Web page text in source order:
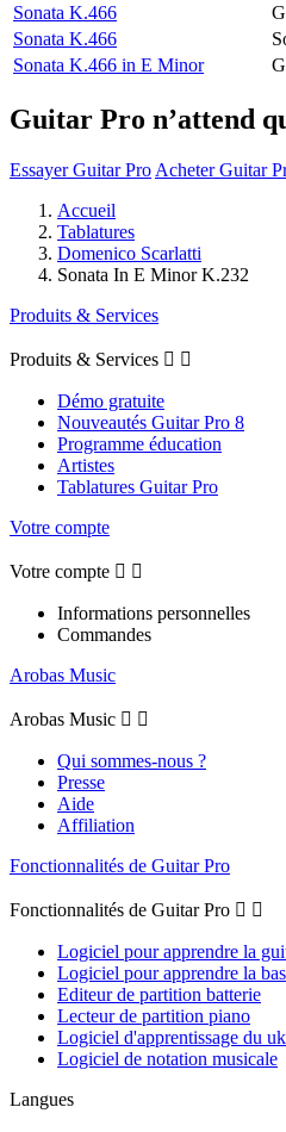
Sonata K.466
Sonata K.466
Sonata K.466 in E Minor
Guitar Pro n’attend
Essayer Guitar Pro Acheter Guitar
Accueil
Tablatures
Domenico Scarlatti
Sonata In E Minor K.232
Produits & Services
Produits & Services  
Démo gratuite
Nouveautés Guitar Pro 8
Programme éducation
Artistes
Tablatures Guitar Pro
Votre compte
Votre compte  
Informations personnelles
Commandes
Arobas Music
Arobas Music  
Qui sommes-nous ?
Presse
Aide
Affiliation
Fonctionnalités de Guitar Pro
Fonctionnalités de Guitar Pro  
Logiciel pour apprendre la
Logiciel pour apprendre la
Editeur de partition batterie
Lecteur de partition piano
Logiciel d'apprentissage du
Logiciel de notation musicale
Langues